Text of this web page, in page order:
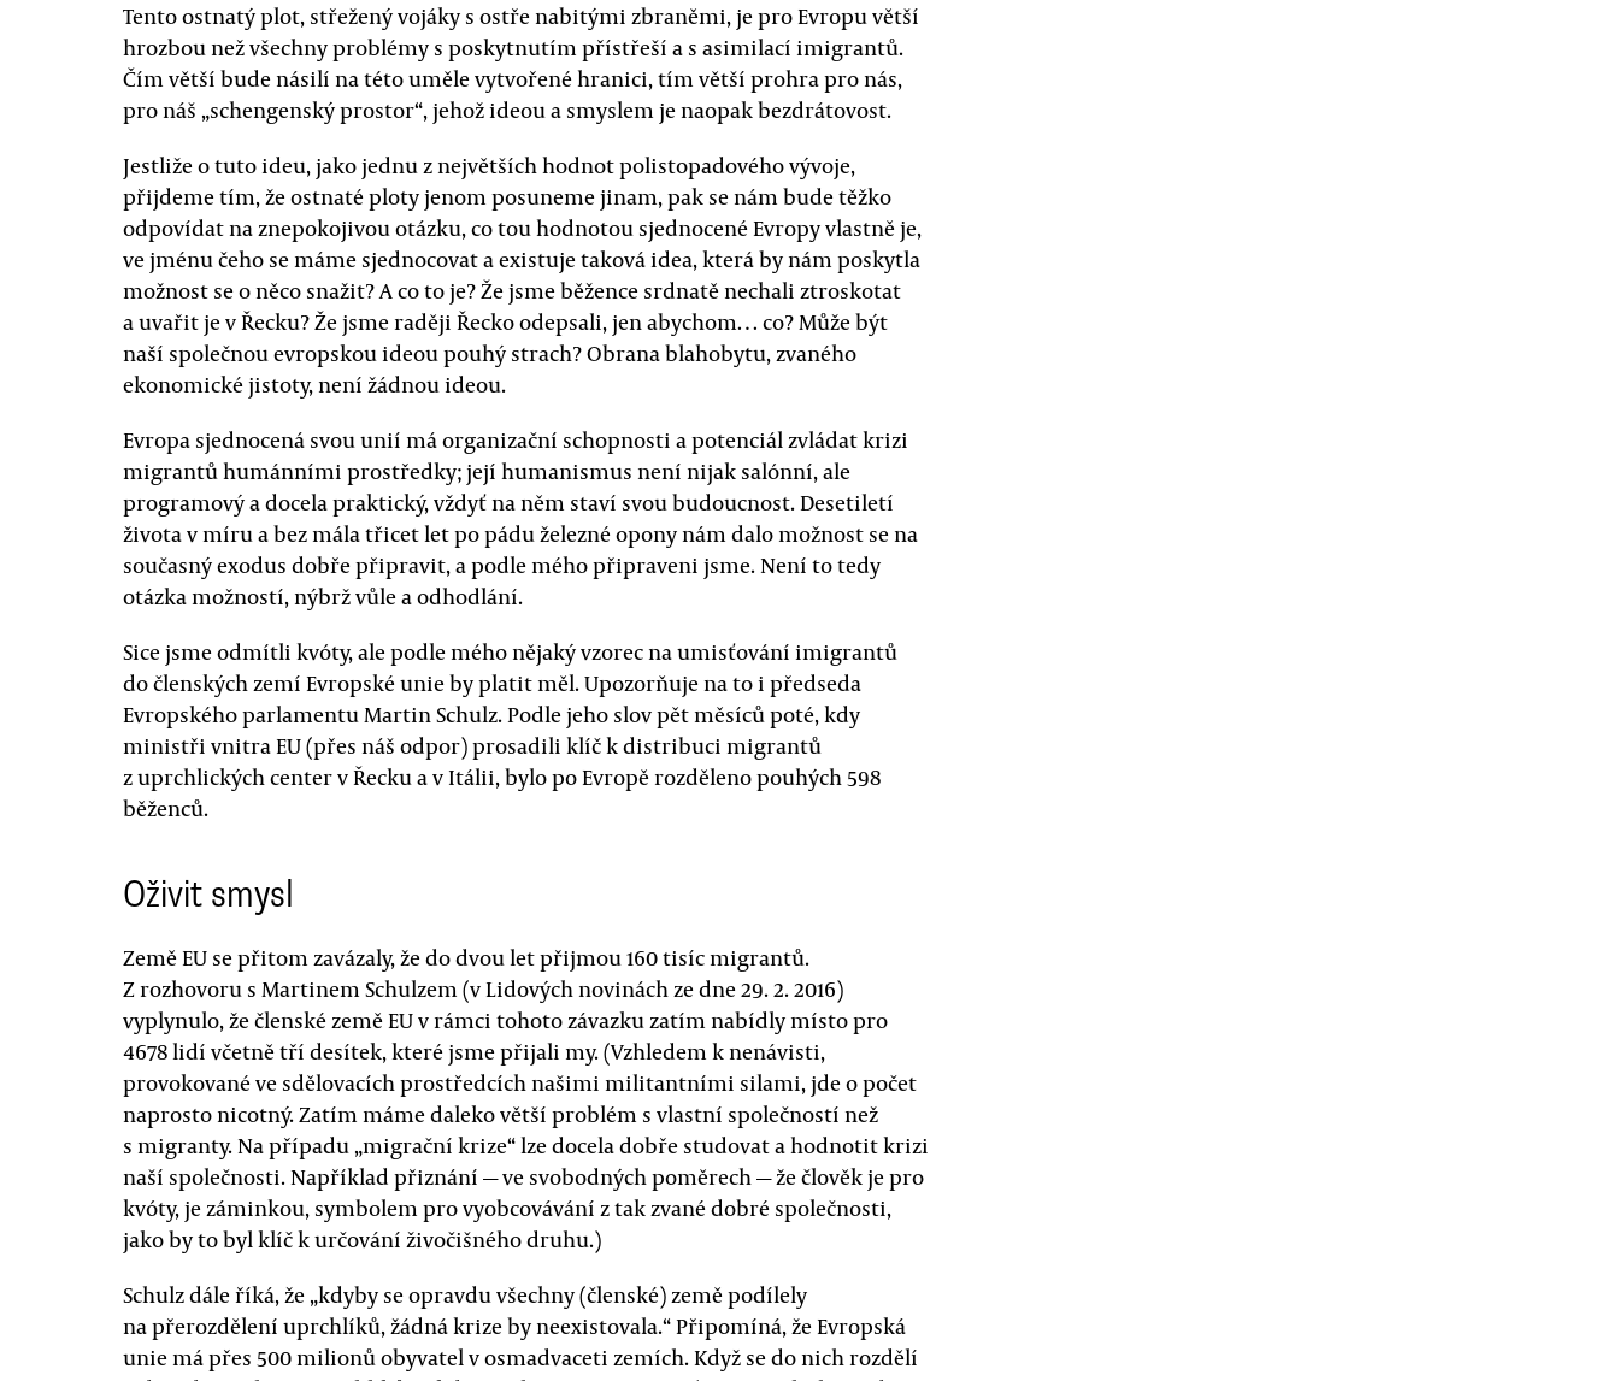
Tento ostnatý plot, střežený vojáky s ostře nabitými zbraněmi, je pro Evropu větší
hrozbou než všechny problémy s poskytnutím přístřeší a s asimilací imigrantů.
Čím větší bude násilí na této uměle vytvořené hranici, tím větší prohra pro nás,
pro náš „schengenský prostor“, jehož ideou a smyslem je naopak bezdrátovost.
Jestliže o tuto ideu, jako jednu z největších hodnot polistopadového vývoje,
přijdeme tím, že ostnaté ploty jenom posuneme jinam, pak se nám bude těžko
odpovídat na znepokojivou otázku, co tou hodnotou sjednocené Evropy vlastně je,
ve jménu čeho se máme sjednocovat a existuje taková idea, která by nám poskytla
možnost se o něco snažit? A co to je? Že jsme běžence srdnatě nechali ztroskotat
a uvařit je v Řecku? Že jsme raději Řecko odepsali, jen abychom… co? Může být
naší společnou evropskou ideou pouhý strach? Obrana blahobytu, zvaného
ekonomické jistoty, není žádnou ideou.
Evropa sjednocená svou unií má organizační schopnosti a potenciál zvládat krizi
migrantů humánními prostředky; její humanismus není nijak salónní, ale
programový a docela praktický, vždyť na něm staví svou budoucnost. Desetiletí
života v míru a bez mála třicet let po pádu železné opony nám dalo možnost se na
současný exodus dobře připravit, a podle mého připraveni jsme. Není to tedy
otázka možností, nýbrž vůle a odhodlání.
Sice jsme odmítli kvóty, ale podle mého nějaký vzorec na umisťování imigrantů
do členských zemí Evropské unie by platit měl. Upozorňuje na to i předseda
Evropského parlamentu Martin Schulz. Podle jeho slov pět měsíců poté, kdy
ministři vnitra EU (přes náš odpor) prosadili klíč k distribuci migrantů
z uprchlických center v Řecku a v Itálii, bylo po Evropě rozděleno pouhých 598
běženců.
Oživit smysl
Země EU se přitom zavázaly, že do dvou let přijmou 160 tisíc migrantů.
Z rozhovoru s Martinem Schulzem (v Lidových novinách ze dne 29. 2. 2016)
vyplynulo, že členské země EU v rámci tohoto závazku zatím nabídly místo pro
4678 lidí včetně tří desítek, které jsme přijali my. (Vzhledem k nenávisti,
provokované ve sdělovacích prostředcích našimi militantními silami, jde o počet
naprosto nicotný. Zatím máme daleko větší problém s vlastní společností než
s migranty. Na případu „migrační krize“ lze docela dobře studovat a hodnotit krizi
naší společnosti. Například přiznání — ve svobodných poměrech — že člověk je pro
kvóty, je záminkou, symbolem pro vyobcovávání z tak zvané dobré společnosti,
jako by to byl klíč k určování živočišného druhu.)
Schulz dále říká, že „kdyby se opravdu všechny (členské) země podílely
na přerozdělení uprchlíků, žádná krize by neexistovala.“ Připomíná, že Evropská
unie má přes 500 milionů obyvatel v osmadvaceti zemích. Když se do nich rozdělí